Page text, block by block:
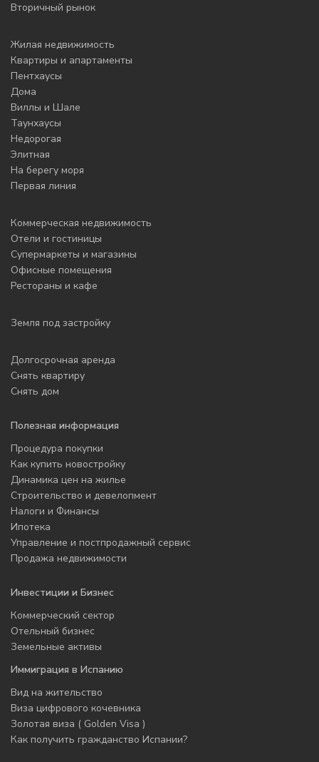
Вторичный рынок
Жилая недвижимость
Квартиры и апартаменты
Пентхаусы
Дома
Виллы и Шале
Таунхаусы
Недорогая
Элитная
На берегу моря
Первая линия
Коммерческая недвижимость
Отели и гостиницы
Супермаркеты и магазины
Офисные помещения
Рестораны и кафе
Земля под застройку
Долгосрочная аренда
Снять квартиру
Снять дом
Полезная информация
Процедура покупки
Как купить новостройку
Динамика цен на жилье
Строительство и девелопмент
Налоги и Финансы
Ипотека
Управление и постпродажный сервис
Продажа недвижимости
Инвестиции и Бизнес
Коммерческий сектор
Отельный бизнес
Земельные активы
Иммиграция в Испанию
Вид на жительство
Виза цифрового кочевника
Золотая виза ( Golden Visa )
Как получить гражданство Испании?